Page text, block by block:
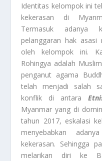
Identitas kelompok ini
kekerasan di
Termasuk adanya
pelanggaran hak
oleh kelompok ini.
Rohingya adalah
penganut agama
telah menjadi salah
konflik di antara
Myanmar yang di
tahun 2017, eskalasi
menyebabkan
kekerasan. Sehingga
melarikan diri ke